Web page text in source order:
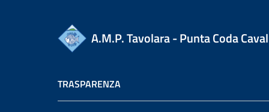
A.M.P. Tavolara - Punta Coda
TRASPARENZA